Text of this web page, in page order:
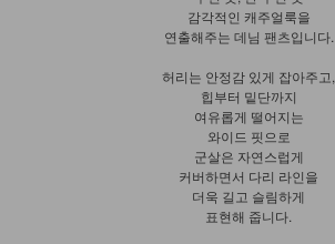
감각적인 캐주얼룩을
연출해주는 데님 팬츠입니다.
허리는 안정감 있게 잡아주고,
힙부터 밑단까지
여유롭게 떨어지는
와이드 핏으로
군살은 자연스럽게
커버하면서 다리 라인을
더욱 길고 슬림하게
표현해 줍니다.